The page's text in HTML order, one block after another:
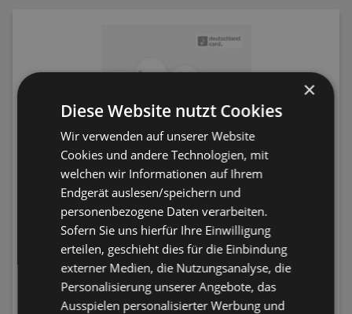
Alle DeutschlandCard - Online Coupons Filialen
anzeigen
×
Diese Website nutzt Cookies
Wir verwenden auf unserer Website
Cookies und andere Technologien, mit
welchen wir Informationen auf Ihrem
Endgerät auslesen/speichern und
personenbezogene Daten verarbeiten.
Sofern Sie uns hierfür Ihre Einwilligung
erteilen, geschieht dies für die Einbindung
externer Medien, die Nutzungsanalyse, die
Personalisierung unserer Angebote, das
Ausspielen personalisierter Werbung und